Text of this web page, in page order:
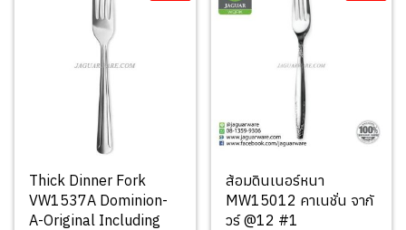
Thick Dinner Fork
VW1537A Dominion-
A-Original Including
ส้อมดินเนอร์หนา
MW15012 คาเนชั่น จากั
วร์ @12 #1